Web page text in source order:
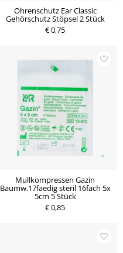
Ohrenschutz Ear Classic
Gehörschutz Stöpsel 2 Stück
€ 0,75
Mullkompressen Gazin
Baumw.17faedig steril 16fach 5x
5cm 5 Stück
€ 0,85